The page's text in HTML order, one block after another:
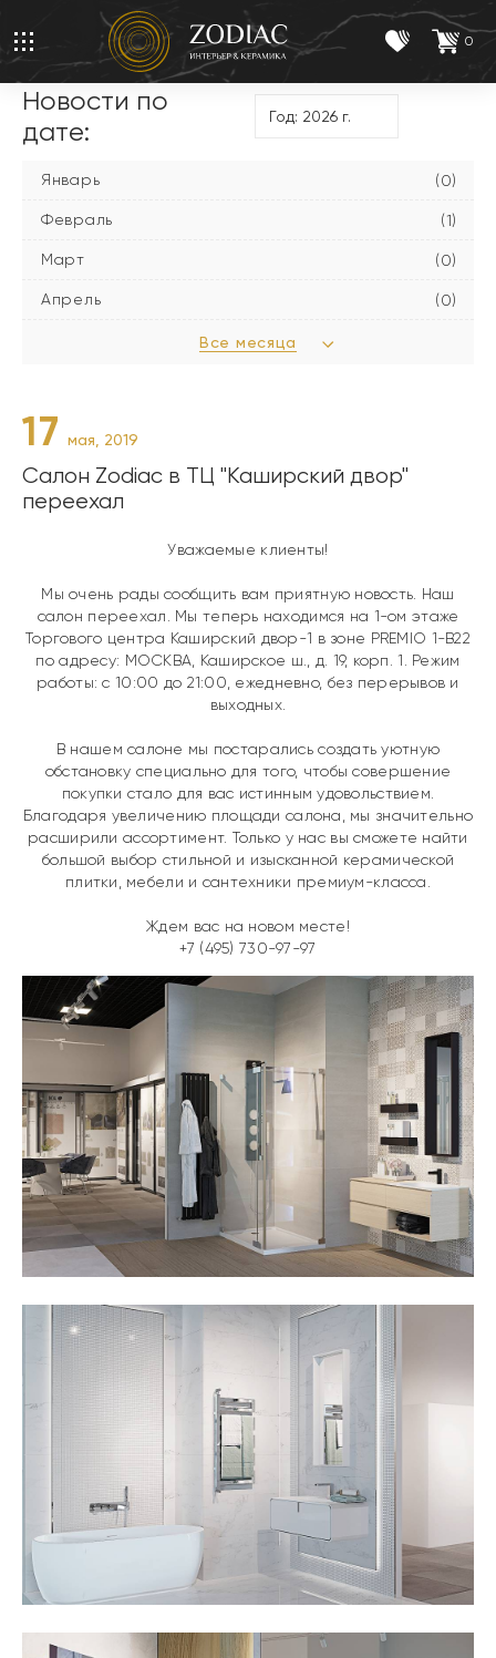
0
Новости по
дате:
Январь (0)
Февраль (1)
Март (0)
Апрель (0)
Все месяца
17 мая, 2019
Салон Zodiac в ТЦ "Каширский двор"
переехал
Уважаемые клиенты!
Мы очень рады сообщить вам приятную новость. Наш
салон переехал. Мы теперь находимся на 1-ом этаже
Торгового центра Каширский двор-1 в зоне PREMIO 1-В22
по адресу: МОСКВА, Каширское ш., д. 19, корп. 1. Режим
работы: с 10:00 до 21:00, ежедневно, без перерывов и
выходных.
В нашем салоне мы постарались создать уютную
обстановку специально для того, чтобы совершение
покупки стало для вас истинным удовольствием.
Благодаря увеличению площади салона, мы значительно
расширили ассортимент. Только у нас вы сможете найти
большой выбор стильной и изысканной керамической
плитки, мебели и сантехники премиум-класса.
Ждем вас на новом месте!
+7 (495) 730-97-97